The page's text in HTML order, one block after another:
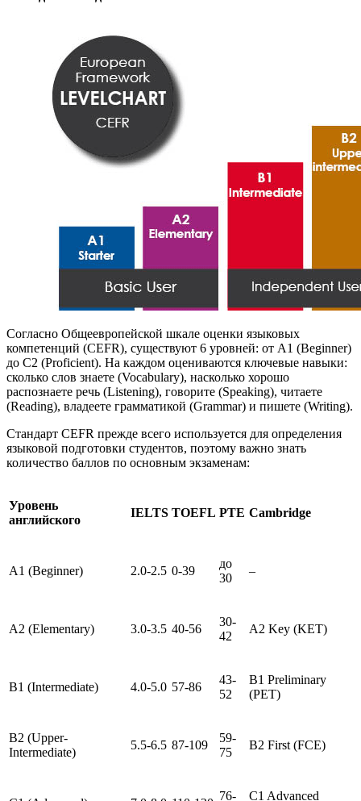
Согласно Общеевропейской шкале оценки языковых
компетенций (CEFR), существуют 6 уровней: от A1 (Beginner)
до C2 (Proficient). На каждом оцениваются ключевые навыки:
сколько слов знаете (Vocabulary), насколько хорошо
распознаете речь (Listening), говорите (Speaking), читаете
(Reading), владеете грамматикой (Grammar) и пишете (Writing).
Стандарт CEFR прежде всего используется для определения
языковой подготовки студентов, поэтому важно знать
количество баллов по основным экзаменам:
Уровень
английского
IELTS TOEFL PTE Cambridge
A1 (Beginner) 2.0-2.5 0-39
до
30
–
A2 (Elementary) 3.0-3.5 40-56
30-
42
A2 Key (KET)
B1 (Intermediate) 4.0-5.0 57-86
43-
52
B1 Preliminary
(PET)
B2 (Upper-
Intermediate)
5.5-6.5 87-109
59-
75
B2 First (FCE)
76- C1 Advanced